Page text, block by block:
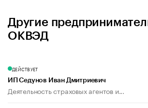
Другие
ОКВЭД
ДЕЙСТВУЕТ
ИП Седунов Иван Дмитриевич
Деятельность страховых агентов и...